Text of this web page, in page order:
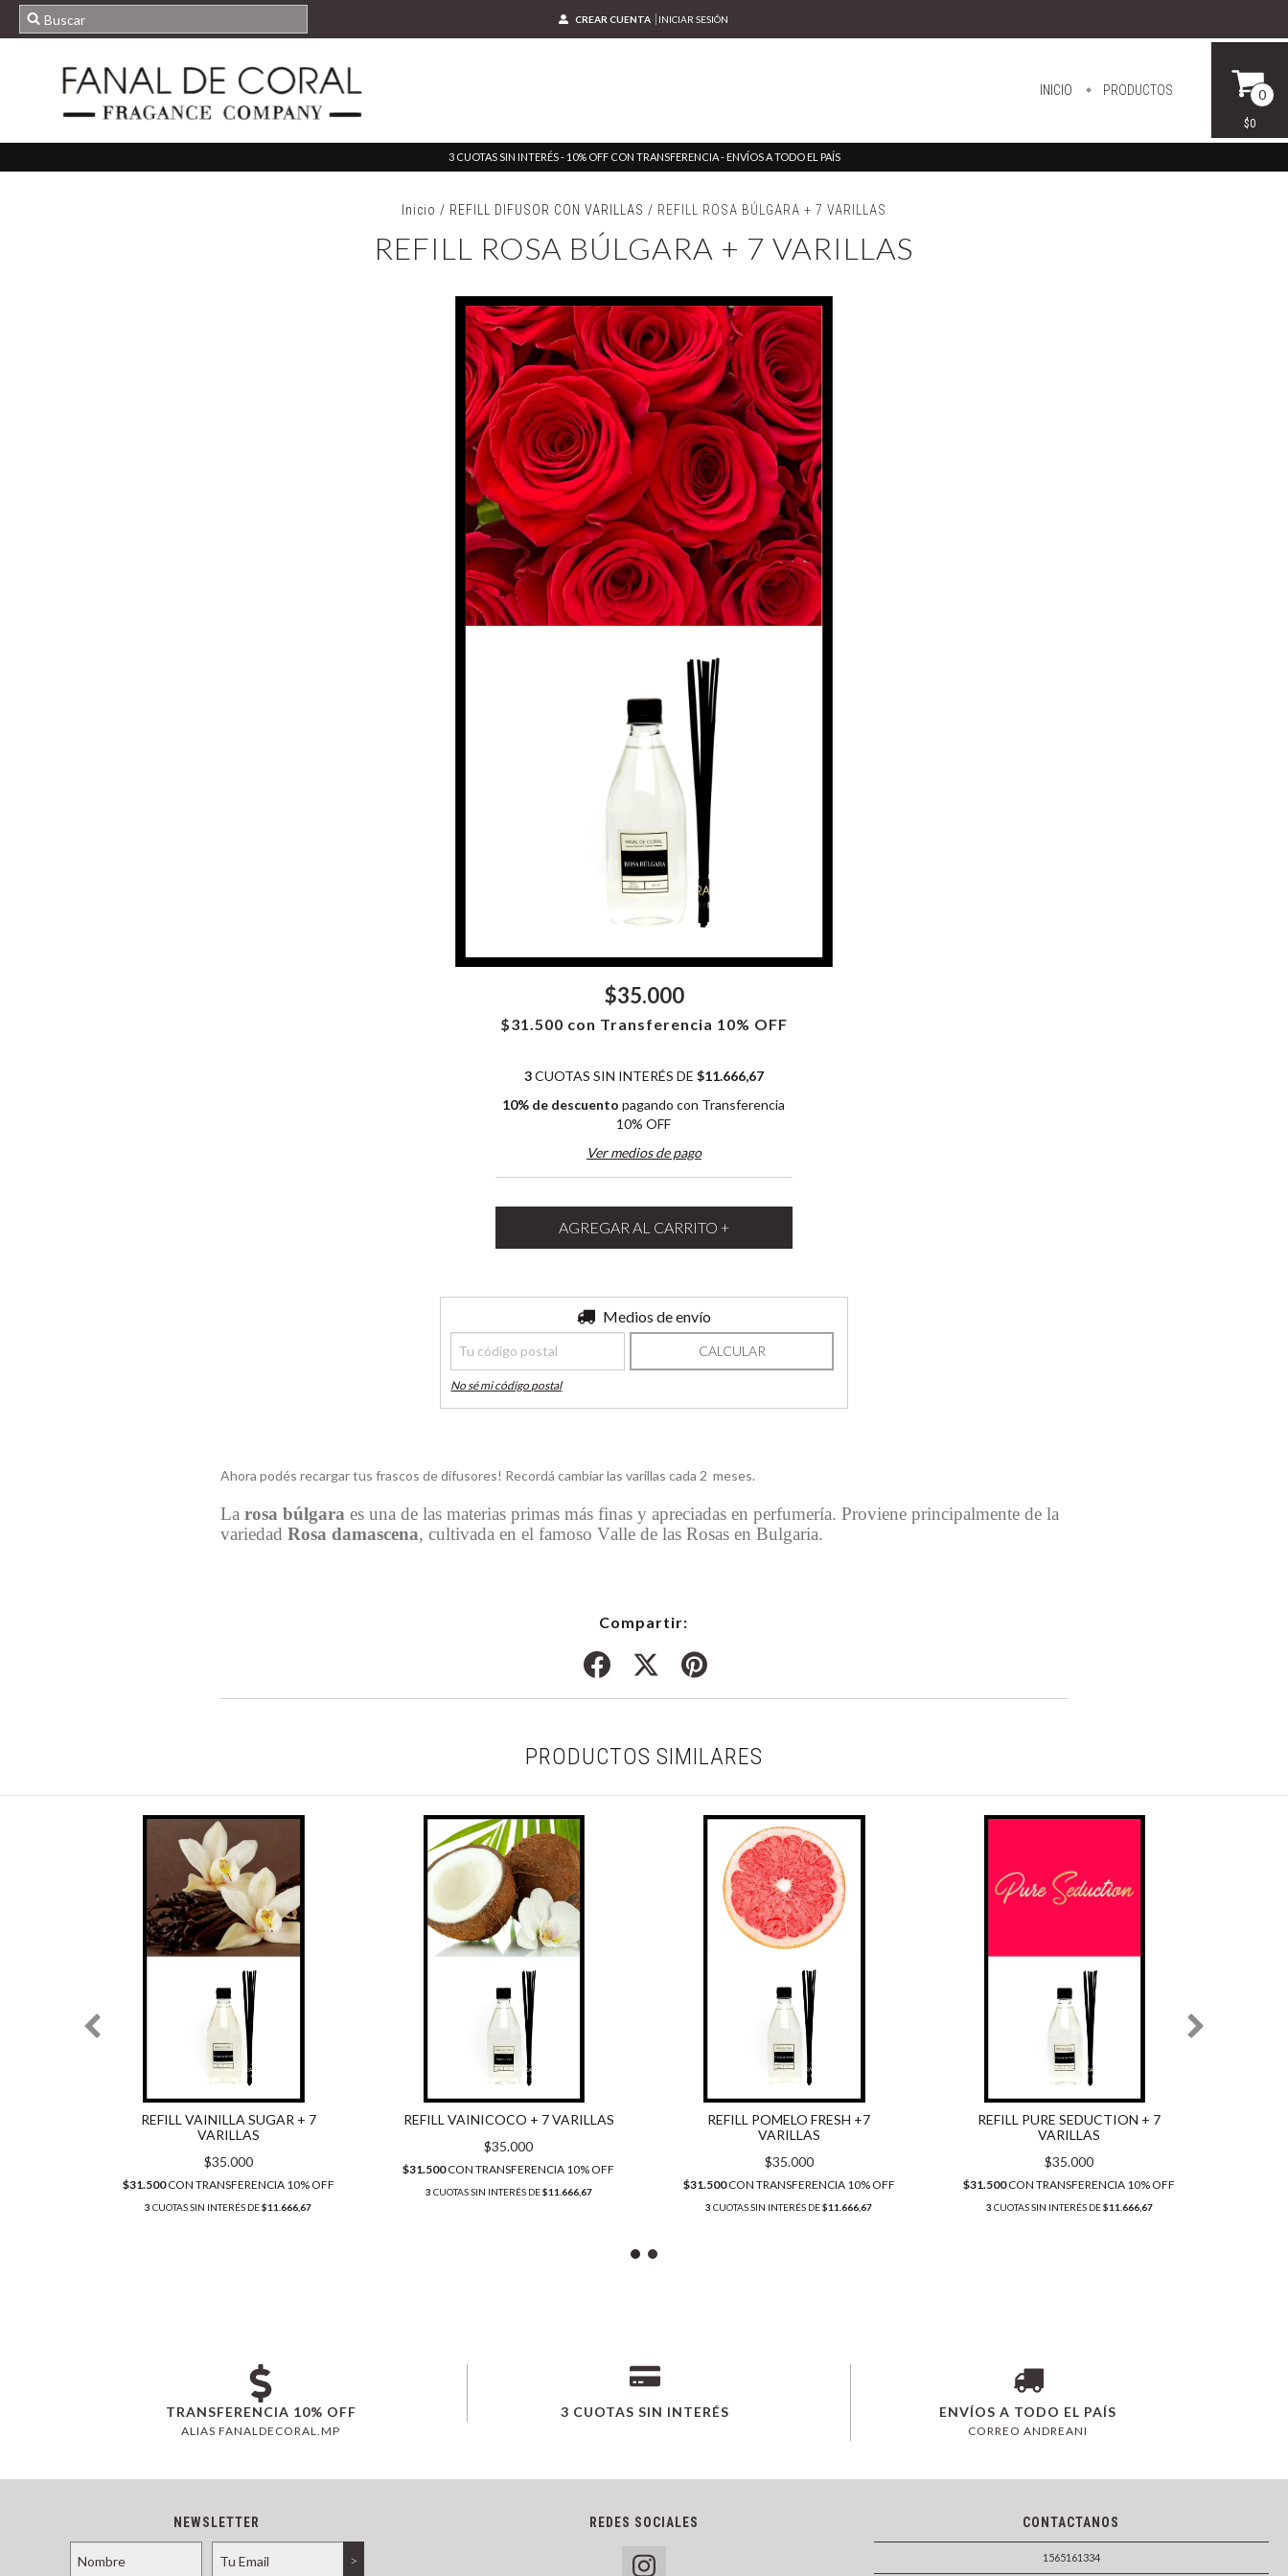
CREAR CUENTA INICIAR SESIÓN
INICIO PRODUCTOS 0
$0
3 CUOTAS SIN INTERÉS - 10% OFF CON TRANSFERENCIA - ENVÍOS A TODO EL PAÍS
Inicio / REFILL DIFUSOR CON VARILLAS / REFILL ROSA BÚLGARA + 7 VARILLAS
REFILL ROSA BÚLGARA + 7 VARILLAS
$35.000
$31.500 con Transferencia 10% OFF
3CUOTAS SIN INTERÉS DE $11.666,67
10% de descuento pagando con Transferencia
10% OFF
Ver medios de pago
Medios de envío
CALCULAR
No sé mi código postal
Ahora podés recargar tus frascos de difusores! Recordá cambiar las varillas cada 2 meses.
La rosa búlgara es una de las materias primas más finas y apreciadas en perfumería. Proviene principalmente de la
variedad Rosa damascena, cultivada en el famoso Valle de las Rosas en Bulgaria.
Compartir:
PRODUCTOS SIMILARES
REFILL VAINILLA SUGAR + 7
VARILLAS
$35.000
$31.500CON TRANSFERENCIA 10% OFF
3 CUOTAS SIN INTERÉS DE$11.666,67
REFILL VAINICOCO + 7 VARILLAS
$35.000
$31.500CON TRANSFERENCIA 10% OFF
3 CUOTAS SIN INTERÉS DE$11.666,67
REFILL POMELO FRESH +7
VARILLAS
$35.000
$31.500CON TRANSFERENCIA 10% OFF
3 CUOTAS SIN INTERÉS DE$11.666,67
REFILL PURE SEDUCTION + 7
VARILLAS
$35.000
$31.500CON TRANSFERENCIA 10% OFF
3 CUOTAS SIN INTERÉS DE$11.666,67
TRANSFERENCIA 10% OFF
ALIAS FANALDECORAL.MP
3 CUOTAS SIN INTERÉS ENVÍOS A TODO EL PAÍS
CORREO ANDREANI
NEWSLETTER REDES SOCIALES CONTACTANOS
1565161334